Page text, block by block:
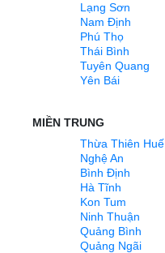
Lạng Sơn
Nam Định
Phú Thọ
Thái Bình
Tuyên Quang
Yên Bái
MIỀN TRUNG
Thừa Thiên Huế
Nghệ An
Bình Định
Hà Tĩnh
Kon Tum
Ninh Thuận
Quảng Bình
Quảng Ngãi